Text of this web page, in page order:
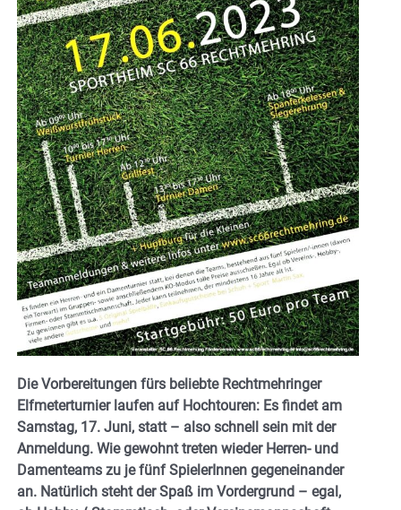
Die Vorbereitungen fürs beliebte Rechtmehringer
Elfmeterturnier laufen auf Hochtouren: Es findet am
Samstag, 17. Juni, statt – also schnell sein mit der
Anmeldung. Wie gewohnt treten wieder Herren- und
Damenteams zu je fünf SpielerInnen gegeneinander
an. Natürlich steht der Spaß im Vordergrund – egal,